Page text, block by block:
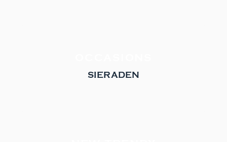
SIERADEN